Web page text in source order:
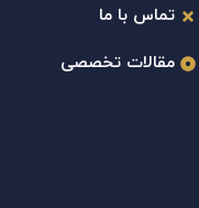
تماس با ما
مقالات تخصصی